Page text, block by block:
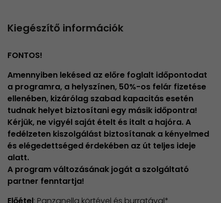
Kiegészítő információk
FONTOS!
Amennyiben lekésed az előre foglalt időpontodat
a programra, a helyszínen, 50%-os felár fizetése
ellenében, kizárólag szabad kapacitás esetén
tudnak helyet biztosítani egy másik időpontra!
Kérjük, ne vigyél saját ételt és italt a hajóra. A
fedélzeten kiszolgálást biztosítanak a kényelmed
és elégedettséged érdekében az út teljes ideje
alatt.
A program változásának jogát a szolgáltató
partner fenntartja!